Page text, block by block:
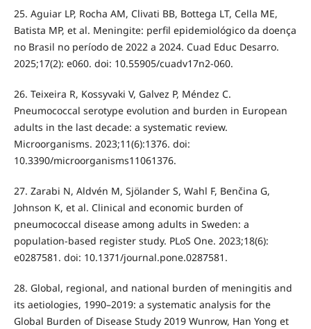
25. Aguiar LP, Rocha AM, Clivati BB, Bottega LT, Cella ME,
Batista MP, et al. Meningite: perfil epidemiológico da doença
no Brasil no período de 2022 a 2024. Cuad Educ Desarro.
2025;17(2): e060. doi: 10.55905/cuadv17n2-060.
26. Teixeira R, Kossyvaki V, Galvez P, Méndez C.
Pneumococcal serotype evolution and burden in European
adults in the last decade: a systematic review.
Microorganisms. 2023;11(6):1376. doi:
10.3390/microorganisms11061376.
27. Zarabi N, Aldvén M, Sjölander S, Wahl F, Benčina G,
Johnson K, et al. Clinical and economic burden of
pneumococcal disease among adults in Sweden: a
population-based register study. PLoS One. 2023;18(6):
e0287581. doi: 10.1371/journal.pone.0287581.
28. Global, regional, and national burden of meningitis and
its aetiologies, 1990–2019: a systematic analysis for the
Global Burden of Disease Study 2019 Wunrow, Han Yong et